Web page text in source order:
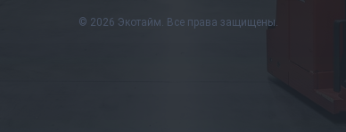
© 2026 Экотайм. Все права защищены.